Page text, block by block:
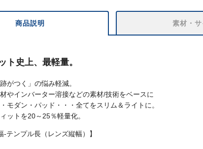
商品説明 素材・
ト史上、最軽量。
がつく」の悩み軽減。
やインバーター溶接などの素材/技術をベースに
モダン・パッド・・・全てをスリム＆ライトに。
ットを20～25％軽量化。
-テンプル長（レンズ縦幅）】